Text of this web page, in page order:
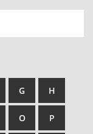
G H
O P